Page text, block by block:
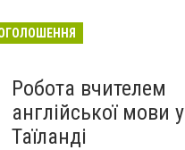
Робота вчителем
англійської мови у
Таїланді